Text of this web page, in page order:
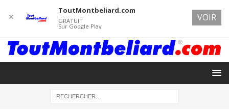
✕
ToutMontbeliard.com
GRATUIT
Sur Google Play
VOIR